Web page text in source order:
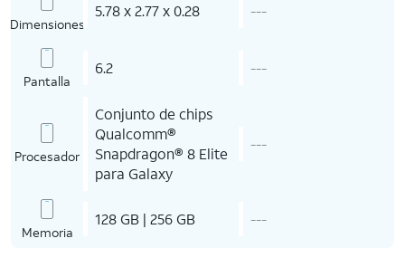
Dimensiones
5.78 x 2.77 x 0.28 ---
Pantalla
6.2 ---
Procesador
Conjunto de chips
Qualcomm®
Snapdragon® 8 Elite
para Galaxy
---
Memoria
128 GB | 256 GB ---